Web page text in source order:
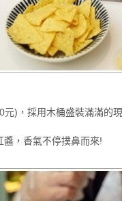
)，採用木桶盛裝滿滿的
醬，香氣不停撲鼻而來!